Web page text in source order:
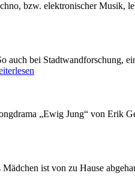
bzw. elektronischer Musik,
auch bei Stadtwandforschung,
„Ewig Jung“ von Erik
ist von zu Hause